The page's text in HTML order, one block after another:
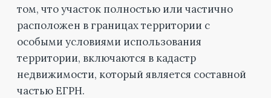
том, что участок полностью или частично
расположен в границах территории с
особыми условиями использования
территории, включаются в кадастр
недвижимости, который является составной
частью ЕГРН.